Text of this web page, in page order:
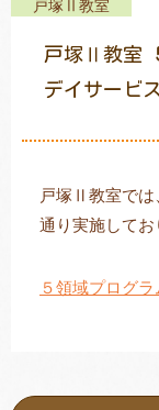
戸塚Ⅱ教室
戸塚Ⅱ教室
デイサービ
戸塚Ⅱ教室では
通り実施してお
５領域プログラ